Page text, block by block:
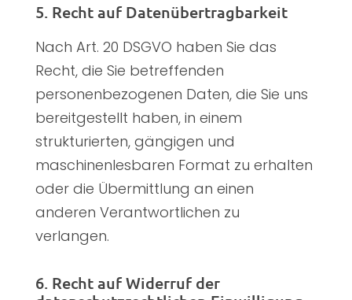
5. Recht auf Datenübertragbarkeit
Nach Art. 20 DSGVO haben Sie das
Recht, die Sie betreffenden
personenbezogenen Daten, die Sie uns
bereitgestellt haben, in einem
strukturierten, gängigen und
maschinenlesbaren Format zu erhalten
oder die Übermittlung an einen
anderen Verantwortlichen zu
verlangen.
6. Recht auf Widerruf der